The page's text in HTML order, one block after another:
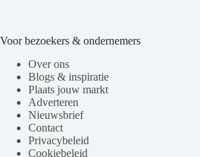
Voor bezoekers & ondernemers
Over ons
Blogs & inspiratie
Plaats jouw markt
Adverteren
Nieuwsbrief
Contact
Privacybeleid
Cookiebeleid